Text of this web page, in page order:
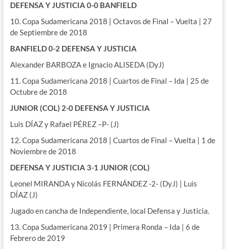
DEFENSA Y JUSTICIA 0-0 BANFIELD
10. Copa Sudamericana 2018 | Octavos de Final – Vuelta | 27
de Septiembre de 2018
BANFIELD 0-2 DEFENSA Y JUSTICIA
Alexander BARBOZA e Ignacio ALISEDA (DyJ)
11. Copa Sudamericana 2018 | Cuartos de Final – Ida | 25 de
Octubre de 2018
JUNIOR (COL) 2-0 DEFENSA Y JUSTICIA
Luis DÍAZ y Rafael PÉREZ –P- (J)
12. Copa Sudamericana 2018 | Cuartos de Final – Vuelta | 1 de
Noviembre de 2018
DEFENSA Y JUSTICIA 3-1 JUNIOR (COL)
Leonel MIRANDA y Nicolás FERNÁNDEZ -2- (DyJ) | Luis
DÍAZ (J)
Jugado en cancha de Independiente, local Defensa y Justicia.
13. Copa Sudamericana 2019 | Primera Ronda – Ida | 6 de
Febrero de 2019